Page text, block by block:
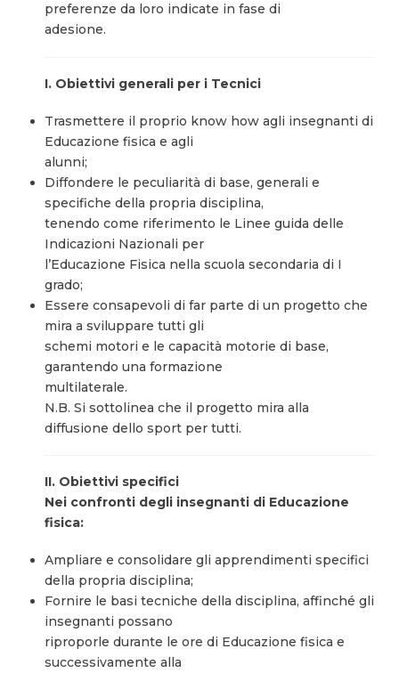
preferenze da loro indicate in fase di
adesione.
I. Obiettivi generali per i Tecnici
Trasmettere il proprio know how agli insegnanti di
Educazione fisica e agli
alunni;
Diffondere le peculiarità di base, generali e
specifiche della propria disciplina,
tenendo come riferimento le Linee guida delle
Indicazioni Nazionali per
l’Educazione Fisica nella scuola secondaria di I
grado;
Essere consapevoli di far parte di un progetto che
mira a sviluppare tutti gli
schemi motori e le capacità motorie di base,
garantendo una formazione
multilaterale.
N.B. Si sottolinea che il progetto mira alla
diffusione dello sport per tutti.
II. Obiettivi specifici
Nei confronti degli insegnanti di Educazione
fisica:
Ampliare e consolidare gli apprendimenti specifici
della propria disciplina;
Fornire le basi tecniche della disciplina, affinché gli
insegnanti possano
riproporle durante le ore di Educazione fisica e
successivamente alla